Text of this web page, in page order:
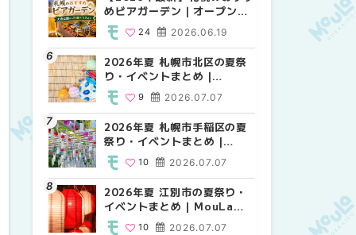
めビアガーデン｜オープン日
順に徹底紹介！大通公園から
穴場テラスまで | MouLa
HOKKAIDO
2026.06.19
24
2026年夏 札幌市北区の夏祭
り・イベントまとめ |
MouLa HOKKAIDO
2026.07.07
9
2026年夏 札幌市手稲区の夏
祭り・イベントまとめ |
MouLa HOKKAIDO
2026.07.07
10
2026年夏 江別市の夏祭り・
イベントまとめ | MouLa
HOKKAIDO 2026.07.07
10
り・イベントまとめ |
9
2026年夏 札幌市清田区の夏
祭り・イベントまとめ |
6
2026年夏 札幌市豊平区の夏
祭り・イベントまとめ |
9
2026年夏 札幌市南区の夏祭
り・イベントまとめ |
8
祭り・イベントまとめ |
10
2026年夏 札幌市清田区の夏
祭り・イベントまとめ |
6
札幌の麻辣湯（マーラータ
ン）おすすめ専門店6選！本
徹底比較 | MouLa
HOKKAIDO
5
2026年夏 札幌市豊平区の夏
祭り・イベントまとめ |
9